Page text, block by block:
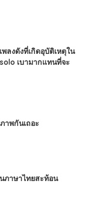
ลงดังที่เกิดอุบัติเหตุใน
เบามากแทนที่จะ
าพกันเถอะ
ภาษาไทยสะท้อน